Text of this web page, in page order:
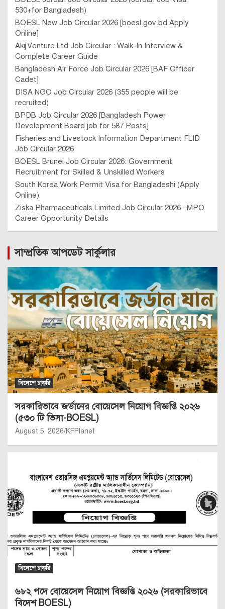
530+for Bangladesh)
BOESL New Job Circular 2026 [boesl.gov.bd Apply
Online]
Akij Venture Ltd Job Circular : Walk-In Interview &
Complete Career Guide
Bangladesh Air Force Job Circular 2026 [BAF Officer
Cadet]
DISA NGO Job Circular 2026 (355 people will be
recruited)
BPDB Job Circular 2026 [Bangladesh Power
Development Board job for 587 Posts]
Fisheries and Livestock Information Department FLID
Job Circular 2026
BOESL Brunei Job Circular 2026: Government
Recruitment for Skilled & Unskilled Workers
South Korea Work Permit Visa for Bangladeshi (Apply
Online)
Ziska Pharmaceuticals Limited Job Circular 2026 –MPO
Career Opportunity Details
সাম্প্রতিক আপডেট সার্কুলার
বিদেশে চাকরি
সরকারিভাবে জর্ডানের বোয়েসেল নিয়োগ বিজ্ঞপ্তি ২০২৬
(৫৩০ টি ভিসা-BOESL)
August 5, 2026 KFPlanet
বিদেশে চাকরি
৬৮২ পদে বোয়েসেল নিয়োগ বিজ্ঞপ্তি ২০২৬ (সরকারিভাবে
বিদেশ BOESL)